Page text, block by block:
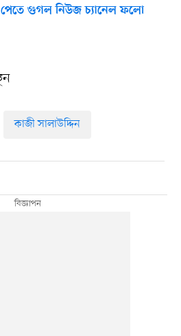
গুগল নিউজ চ্যানেল ফলো
কাজী সালাউদ্দিন